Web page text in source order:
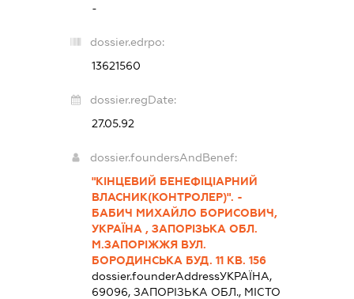
-
dossier.edrpo:
13621560
dossier.regDate:
27.05.92
dossier.foundersAndBenef:
"КІНЦЕВИЙ БЕНЕФІЦІАРНИЙ
ВЛАСНИК(КОНТРОЛЕР)". -
БАБИЧ МИХАЙЛО БОРИСОВИЧ,
УКРАЇНА , ЗАПОРІЗЬКА ОБЛ.
М.ЗАПОРІЖЖЯ ВУЛ.
БОРОДИНСЬКА БУД. 11 КВ. 156
dossier.founderAddressУКРАЇНА,
69096, ЗАПОРІЗЬКА ОБЛ., МІСТО